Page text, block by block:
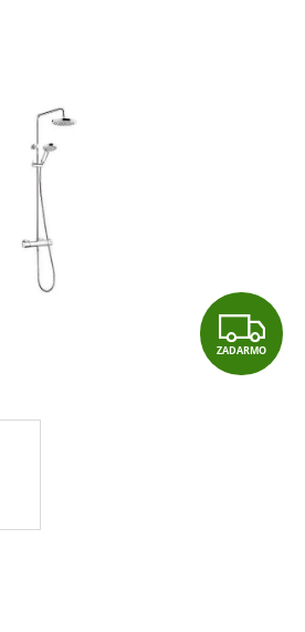
Z
A
ZADARMO